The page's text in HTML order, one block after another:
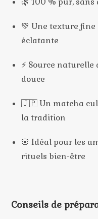
💚 Une texture
éclatante
⚡ Source
douce
🇯🇵 Un matcha
la tradition
🌸 Idéal pour les
rituels bien-être
Conseils de